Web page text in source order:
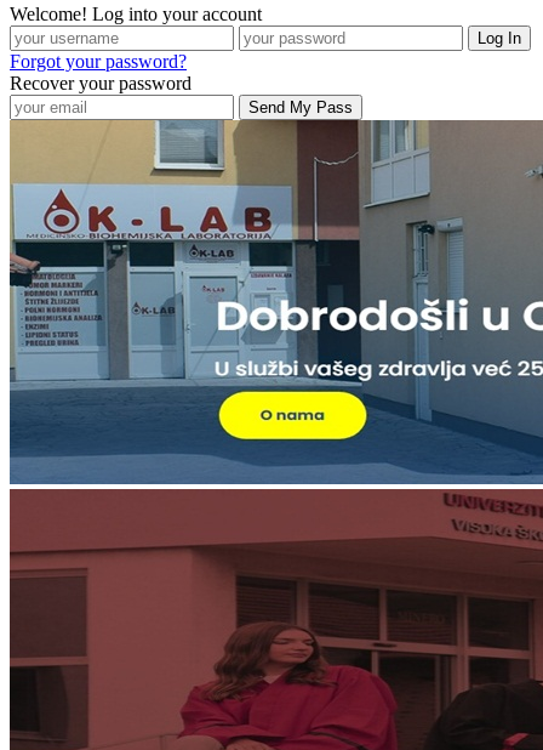
Welcome! Log into your account
Forgot your password?
Recover your password